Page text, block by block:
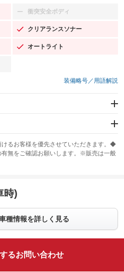
衝突安全ボディ
：装備なし
クリアランスソナー
：装備あり
オートライト
：装備あり
装備略号／用語解説
ド
ABS
ル
：装備あり
Bluetooth接続
ハーフレザーシート
：装備なし
：装備あり
けるお客様を優先させていただきます。◆
無をご確認お願いします。※販売は一般
時)
種情報を詳しく見る
るお問い合わせ